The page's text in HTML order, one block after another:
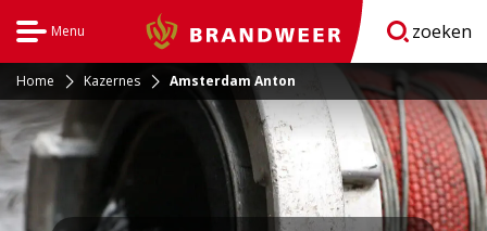
Menu Brandweer zoeken
Home Kazernes Amsterdam Anton